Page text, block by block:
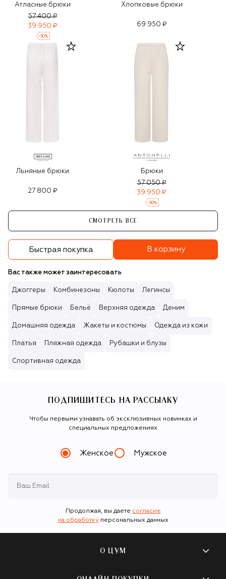
Атласные брюки
57 400 ₽
39 950 ₽
-30%
Хлопковые брюки
69 950 ₽
Льняные брюки
27 800 ₽
Брюки
57 050 ₽
39 950 ₽
-30%
СМОТРЕТЬ ВСЕ
Быстрая покупка В корзину
Вас также может заинтересовать
Джоггеры Комбинезоны Кюлоты Легинсы
Прямые брюки Бельё Верхняя одежда Деним
Домашняя одежда Жакеты и костюмы Одежда из кожи
Платья Пляжная одежда Рубашки и блузы
Спортивная одежда
ПОДПИШИТЕСЬ НА РАССЫЛКУ
Чтобы первыми узнавать об эксклюзивных новинках и
специальных предложениях
Женское Мужское
Продолжая, вы даете согласие
на обработку персональных данных
О ЦУМ
О магазине